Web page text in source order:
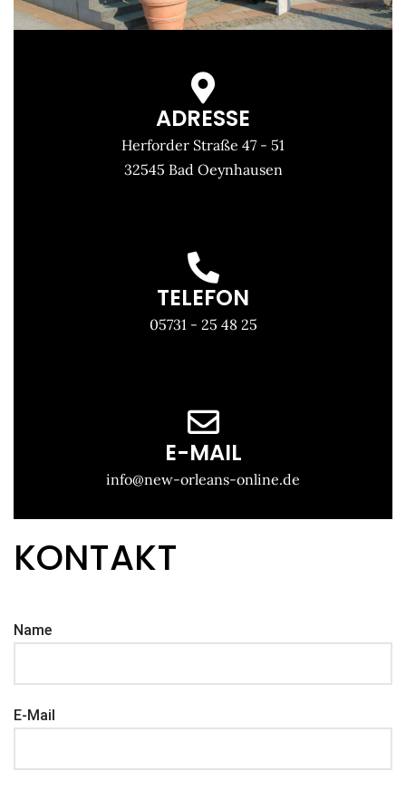
ADRESSE
Herforder Straße 47 - 51
32545 Bad Oeynhausen
TELEFON
05731 - 25 48 25
E-MAIL
info@new-orleans-online.de
KONTAKT
Name
E-Mail